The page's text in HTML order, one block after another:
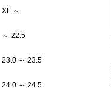
XL ～
～ 22.5
23.0 ～ 23.5
24.0 ～ 24.5